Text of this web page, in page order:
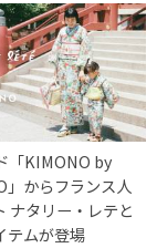
「KIMONO by
」からフランス人
ナタリー・レテと
テムが登場